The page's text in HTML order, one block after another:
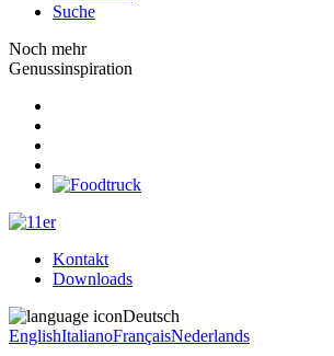
Suche
Noch mehr
Genussinspiration
Kontakt
Downloads
Deutsch
EnglishItalianoFrançaisNederlands